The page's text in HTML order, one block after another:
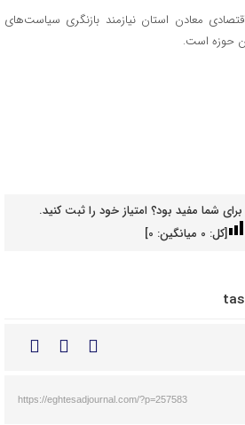
معادن استان نیازمند بازنگری سیاست‌های
حوزه است.
شما مفید بود؟ امتیاز خود را ثبت کنید.
[کل: 0میانگین: 0
]
https://eghtesadjournal.com/?p=257583